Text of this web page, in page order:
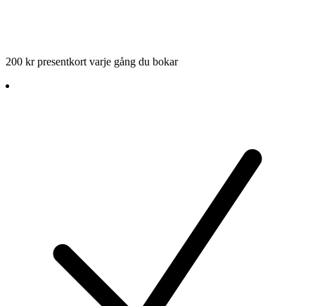
200 kr presentkort varje gång du bokar